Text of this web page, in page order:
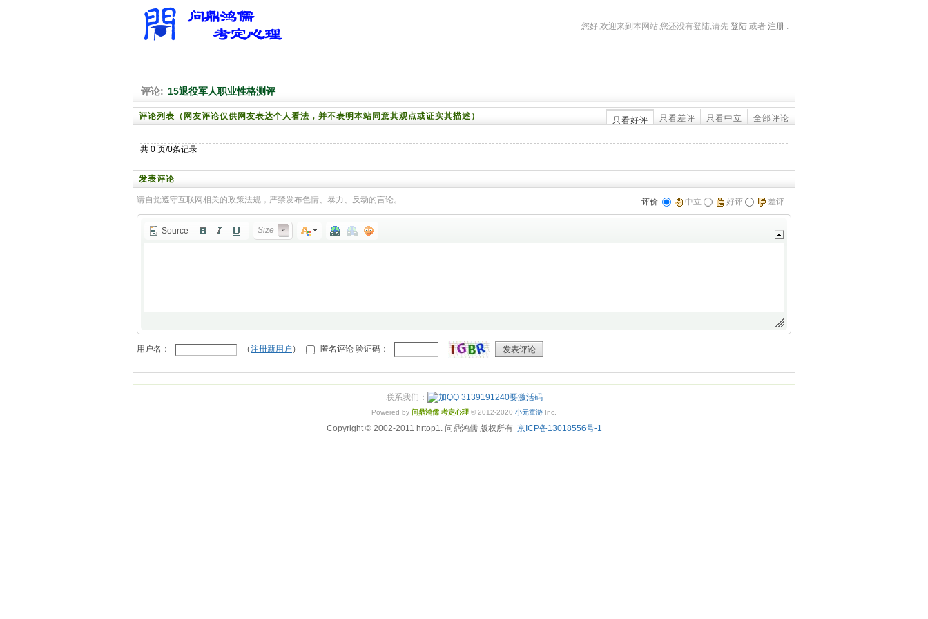
您好,欢迎来到本网站,您还没有登陆,请先 登陆 或者 注册 .
评论: 15退役军人职业性格测评
评论列表（网友评论仅供网友表达个人看法，并不表明本站同意其观点或证实其描述） 只看好评 只看差评 只看中立 全部评论
共 0 页/0条记录
发表评论
请自觉遵守互联网相关的政策法规，严禁发布色情、暴力、反动的言论。 评价: 中立 好评 差评
Source Size
用户名： （注册新用户 ） 匿名评论 验证码： 发表评论
联系我们：
Powered by 问鼎鸿儒 考定心理 © 2012-2020 小元童游 Inc.
Copyright © 2002-2011 hrtop1. 问鼎鸿儒 版权所有 京ICP备13018556号-1